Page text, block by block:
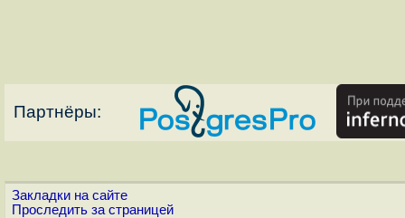
Партнёры:
Закладки на сайте
Проследить за страницей